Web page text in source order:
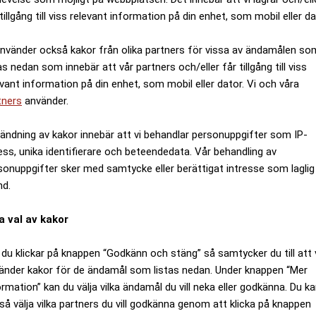
till viss relevant information på din enhet, som mobil eller
också kakor från olika partners för vissa av ändamålen
nedan som innebär att vår partners och/eller får tillgång till viss
information på din enhet, som mobil eller dator. Vi och våra
använder.
av kakor innebär att vi behandlar personuppgifter som IP-
unika identifierare och beteendedata. Vår behandling av
sker med samtycke eller berättigat intresse som laglig
val av kakor
klickar på knappen “Godkänn och stäng” så samtycker du till att
kakor för de ändamål som listas nedan. Under knappen “Mer
kan du välja vilka ändamål du vill neka eller godkänna. Du
välja vilka partners du vill godkänna genom att klicka på knappen